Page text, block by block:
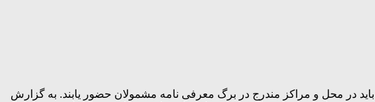
سازمان وظیفه عمومی فراجا در اطلاعیه ای اعلام کرد: همه مشمولان دارای برگ آماده به خدمت به تاریخ تیر ماه سال ۱۴۰۲ باید در محل و مراکز مندرج در برگ معرفی نامه مشمولان حضور یابند. به گزارش